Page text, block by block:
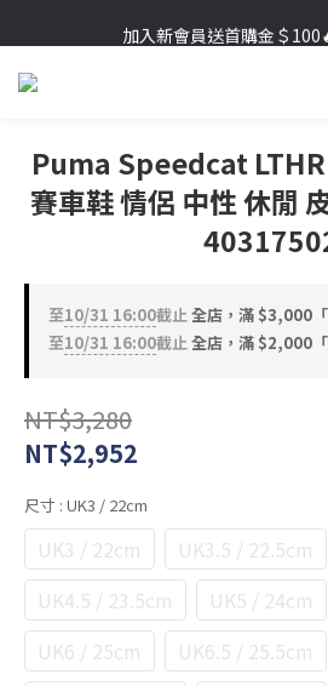
加入新會員送首購金＄
加入新會員送首購金＄
Puma Speedcat
賽車鞋 情侶 中性 休閒
至10/31 16:00截止全店，滿 $3,000「
至10/31 16:00截止全店，滿 $2,000「
NT$3,280
NT$2,952
尺寸 : UK3 / 22cm
UK3 / 22cm UK3.5 / 22.5cm
UK4.5 / 23.5cm
UK5 / 24cm
UK6 / 25cm
UK6.5 / 25.5cm